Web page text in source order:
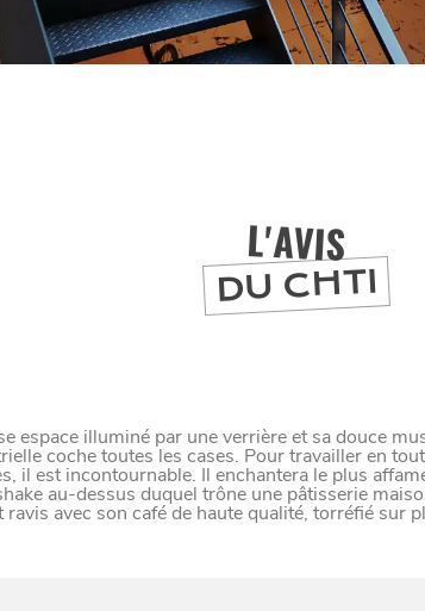
L'AVIS
DU CHTI
espace illuminé par une verrière et sa douce
coche toutes les cases. Pour travailler en
il est incontournable. Il enchantera le plus
au-dessus duquel trône une pâtisserie
avec son café de haute qualité, torréfié sur